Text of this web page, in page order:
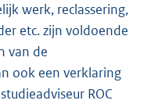
werk, reclassering,
etc. zijn voldoende
van de
ook een verklaring
ROC